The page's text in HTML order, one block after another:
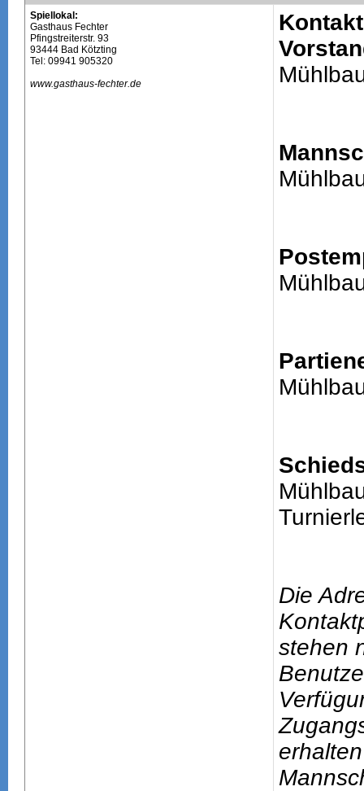
Spiellokal:
Gasthaus Fechter
Pfingstreiterstr. 93
93444 Bad Kötzting
Tel: 09941 905320
www.gasthaus-fechter.de
Die
stehen